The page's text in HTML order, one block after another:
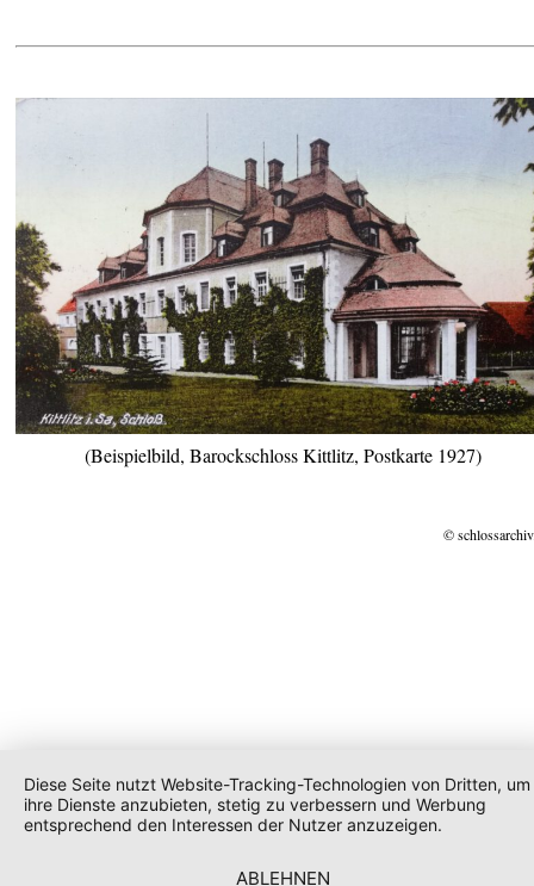
(Beispielbild, Barockschloss Kittlitz, Postkarte 1927)
©
Diese Seite nutzt Website-Tracking-Technologien von Dritten, um
ihre Dienste anzubieten, stetig zu verbessern und Werbung
entsprechend den Interessen der Nutzer anzuzeigen.
ABLEHNEN